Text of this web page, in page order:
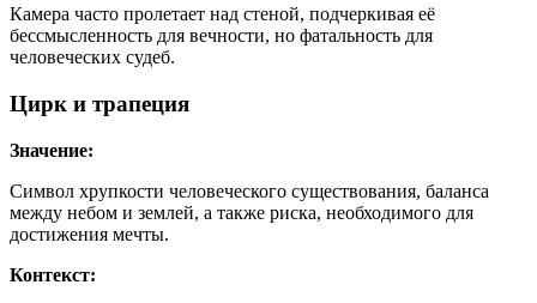
Камера часто пролетает над стеной, подчеркивая её
бессмысленность для вечности, но фатальность для
человеческих судеб.
Цирк и трапеция
Значение:
Символ хрупкости человеческого существования, баланса
между небом и землей, а также риска, необходимого для
достижения мечты.
Контекст: